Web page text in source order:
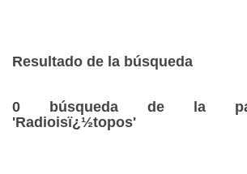
Resultado de la búsqueda
0 búsqueda de la
'Radioisï¿½topos'